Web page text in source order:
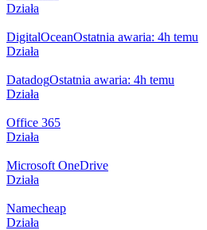
Działa
DigitalOceanOstatnia awaria: 4h temu
Działa
DatadogOstatnia awaria: 4h temu
Działa
Office 365
Działa
Microsoft OneDrive
Działa
Namecheap
Działa